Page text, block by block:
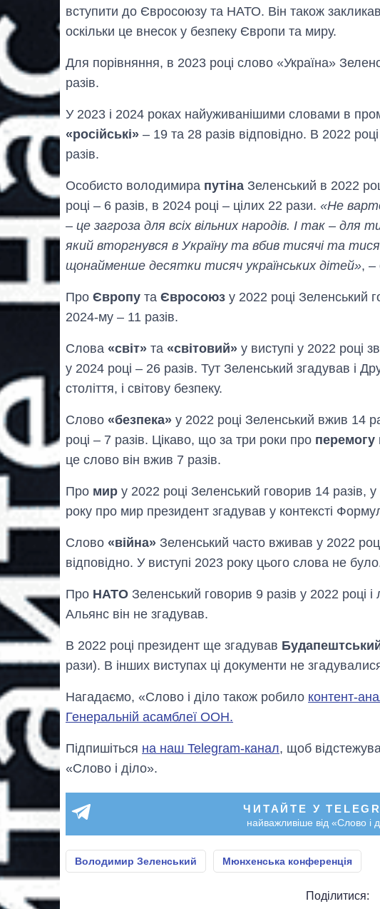
вступити до Євросоюзу та НАТО. Він також закликав
оскільки це внесок у безпеку Європи та миру.
Для порівняння, в 2023 році слово «Україна»
разів.
У 2023 і 2024 роках найуживанішими словами в
«російські» – 19 та 28 разів відповідно. В 2022
разів.
Особисто володимира путіна Зеленський в 2022
році – 6 разів, в 2024 році – цілих 22 рази. «Не
– це загроза для всіх вільних народів. І так –
який вторгнувся в Україну та вбив тисячі та
щонайменше десятки тисяч українських дітей», –
Про Європу та Євросоюз у 2022 році Зеленський
2024-му – 11 разів.
Слова «світ» та «світовий» у виступі у 2022 році
у 2024 році – 26 разів. Тут Зеленський згадував і
століття, і світову безпеку.
Слово «безпека» у 2022 році Зеленський вжив 14
році – 7 разів. Цікаво, що за три роки про перемогу
це слово він вжив 7 разів.
Про мир у 2022 році Зеленський говорив 14
року про мир президент згадував у контексті
Слово «війна» Зеленський часто вживав у 2022
відповідно. У виступі 2023 року цього слова не
Про НАТО Зеленський говорив 9 разів у 2022 році
Альянс він не згадував.
В 2022 році президент ще згадував
рази). В інших виступах ці документи не
Нагадаємо, «Слово і діло також робило контент-
Генеральній асамблеї ООН.
Підпишіться на наш Telegram-канал, щоб
«Слово і діло».
ЧИТАЙТЕ У
найважливіше від «Слово і
Володимир Зеленський Мюнхенська конференція
Поділитися: